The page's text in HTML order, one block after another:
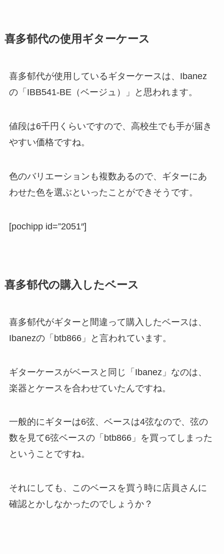
喜多郁代の使用ギターケース
喜多郁代が使用しているギターケースは、Ibanez
の「IBB541-BE（ベージュ）」と思われます。
値段は6千円くらいですので、高校生でも手が届き
やすい価格ですね。
色のバリエーションも複数あるので、ギターにあ
わせた色を選ぶといったことができそうです。
[pochipp id=”2051″]
喜多郁代の購入したベース
喜多郁代がギターと間違って購入したベースは、
Ibanezの「btb866」と言われています。
ギターケースがベースと同じ「Ibanez」なのは、
楽器とケースを合わせていたんですね。
一般的にギターは6弦、ベースは4弦なので、弦の
数を見て6弦ベースの「btb866」を買ってしまった
ということですね。
それにしても、このベースを買う時に店員さんに
確認とかしなかったのでしょうか？